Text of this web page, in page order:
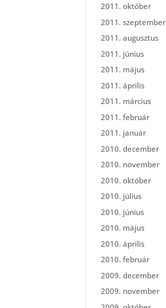
2011. október
2011. szeptember
2011. augusztus
2011. június
2011. május
2011. április
2011. március
2011. február
2011. január
2010. december
2010. november
2010. október
2010. július
2010. június
2010. május
2010. április
2010. február
2009. december
2009. november